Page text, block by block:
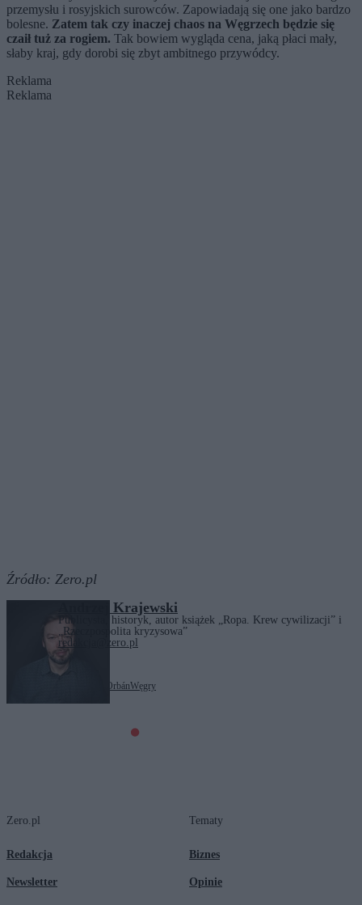
przemysłu i rosyjskich surowców. Zapowiadają się one jako bardzo
bolesne. Zatem tak czy inaczej chaos na Węgrzech będzie się
czaił tuż za rogiem. Tak bowiem wygląda cena, jaką płaci mały,
słaby kraj, gdy dorobi się zbyt ambitnego przywódcy.
Reklama
Reklama
Źródło: Zero.pl
Andrzej Krajewski
Publicysta, historyk, autor książek „Ropa. Krew cywilizacji” i
„Rzeczpospolita kryzysowa”
redakcja@zero.pl
Viktor OrbánWęgry
Zero.pl
Redakcja
Newsletter
Tematy
Biznes
Opinie